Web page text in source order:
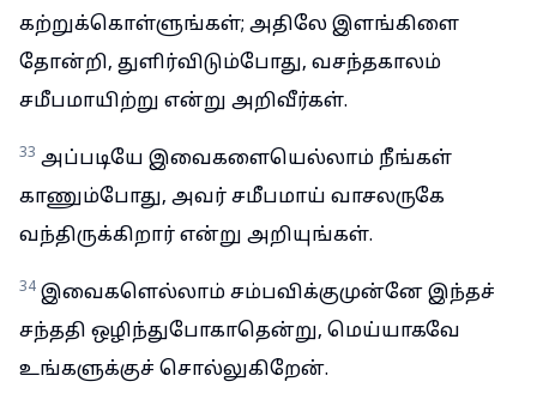
கற்றுக்கொள்ளுங்கள்; அதிலே இளங்கிளை
தோன்றி, துளிர்விடும்போது, வசந்தகாலம்
சமீபமாயிற்று என்று அறிவீர்கள்.
33 அப்படியே இவைகளையெல்லாம் நீங்கள்
காணும்போது, அவர் சமீபமாய் வாசலருகே
வந்திருக்கிறார் என்று அறியுங்கள்.
34 இவைகளெல்லாம் சம்பவிக்குமுன்னே இந்தச்
சந்ததி ஒழிந்துபோகாதென்று, மெய்யாகவே
உங்களுக்குச் சொல்லுகிறேன்.